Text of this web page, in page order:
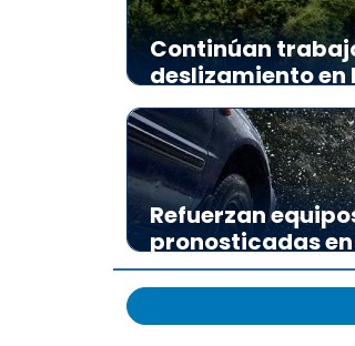
Continúan
deslizamiento
Refuerzan
pronosticadas en